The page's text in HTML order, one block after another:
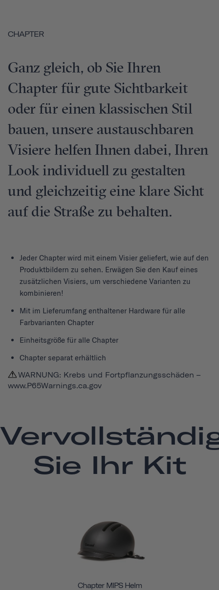
CHAPTER
Ganz gleich, ob Sie Ihren
Chapter für gute Sichtbarkeit
oder für einen klassischen Stil
bauen, unsere austauschbaren
Visiere helfen Ihnen dabei, Ihren
Look individuell zu gestalten
und gleichzeitig eine klare Sicht
auf die Straße zu behalten.
Jeder Chapter wird mit einem Visier geliefert, wie auf den
Produktbildern zu sehen. Erwägen Sie den Kauf eines
zusätzlichen Visiers, um verschiedene Varianten zu
kombinieren!
Mit im Lieferumfang enthaltener Hardware für alle
Farbvarianten Chapter
Einheitsgröße für alle Chapter
Chapter separat erhältlich
WARNUNG: Krebs und Fortpflanzungsschäden –
www.P65Warnings.ca.gov
Sie Ihr Kit
Chapter MIPS Helm